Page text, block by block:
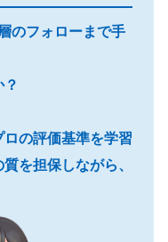
のフォローまで手
の評価基準を学習
を担保しながら、